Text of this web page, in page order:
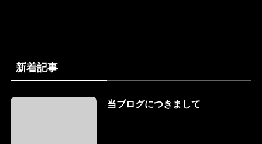
新着記事
当ブログにつきまして